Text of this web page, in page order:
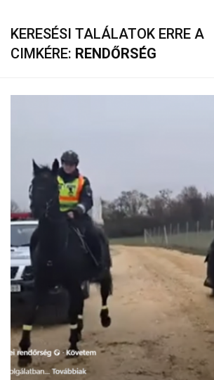
KERESÉSI TALÁLATOK ERRE A
CIMKÉRE: RENDŐRSÉG